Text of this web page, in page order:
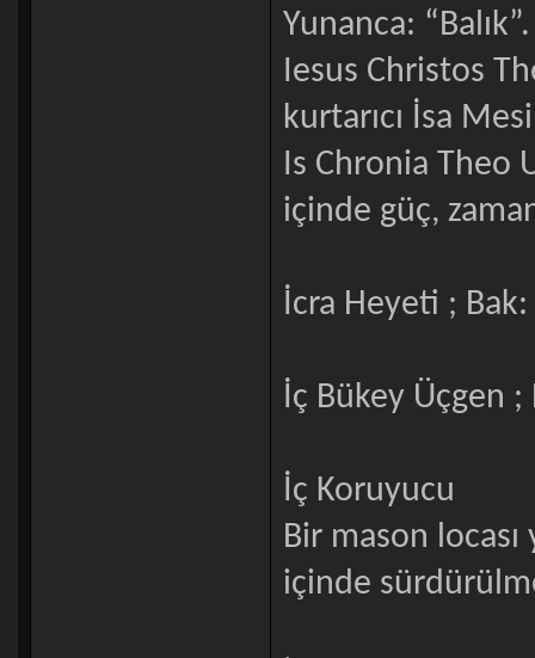
Yunanca: “Balık”.
Iesus Christos
kurtarıcı İsa
Is Chronia Theo
içinde güç,
İcra Heyeti ;
İç Bükey Üçgen ;
İç Koruyucu
Bir mason
içinde